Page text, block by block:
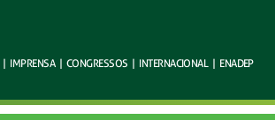
| IMPRENSA | CONGRESSOS | INTERNACIONAL | ENADEP